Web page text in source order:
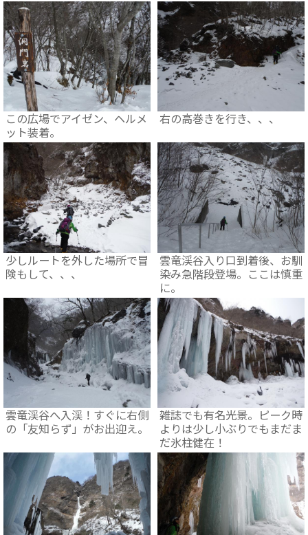
この広場でアイゼン、ヘルメ
ット装着。
右の高巻きを行き、、、
少しルートを外した場所で冒
険もして、、、
雲竜渓谷入り口到着後、お馴
染み急階段登場。ここは慎重
に。
雲竜渓谷へ入渓！すぐに右側
の「友知らず」がお出迎え。
雑誌でも有名光景。ピーク時
よりは少し小ぶりでもまだま
だ氷柱健在！